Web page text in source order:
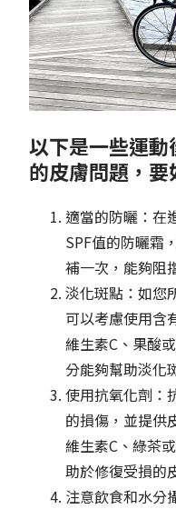
以下是一些運
的皮膚問題，要
適當的防曬：在
SPF值的防曬霜
補一次，能夠阻
淡化斑點：如您
可以考慮使用含
維生素C、果酸
分能夠幫助淡化
使用抗氧化劑：
的損傷，並提供
維生素C、綠茶
助於修復受損的
注意飲食和水分